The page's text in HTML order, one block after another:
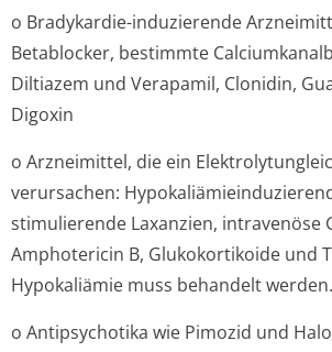
o Bradykardie-induzierende
Betablocker, bestimmte
Diltiazem und Verapamil, Clonidin,
Digoxin
o Arzneimittel, die ein
verursachen:
stimulierende Laxanzien, intravenöse
Amphotericin B, Glukokortikoide und
Hypokaliämie muss behandelt werden.
o Antipsychotika wie Pimozid und